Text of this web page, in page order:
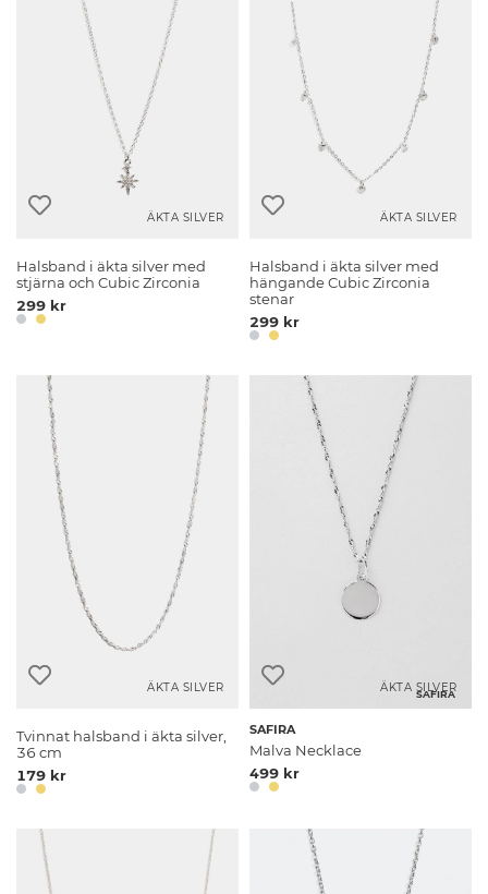
ÄKTA SILVER
Halsband i äkta silver med
stjärna och Cubic Zirconia
299 kr
ÄKTA SILVER
Halsband i äkta silver med
hängande Cubic Zirconia
stenar
299 kr
ÄKTA SILVER
Tvinnat halsband i äkta silver,
36 cm
179 kr
SAFIRA
ÄKTA SILVER
SAFIRA
Malva Necklace
499 kr